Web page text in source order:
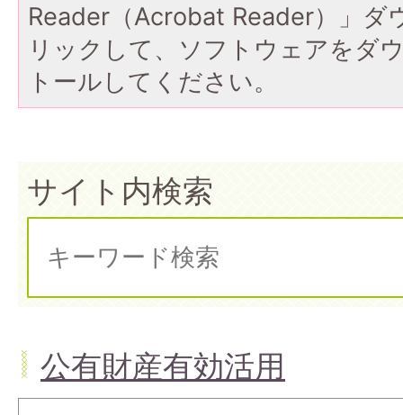
Reader（Acrobat Reader）」ダ
リックして、ソフトウェアをダ
トールしてください。
サイト内検索
公有財産有効活用